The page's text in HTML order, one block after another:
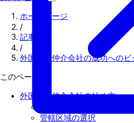
ホームページ
/
記事
/
外国為替仲介会社の成功へのビ
このページで
外国為替仲介会社の始め方
管轄区域の選択